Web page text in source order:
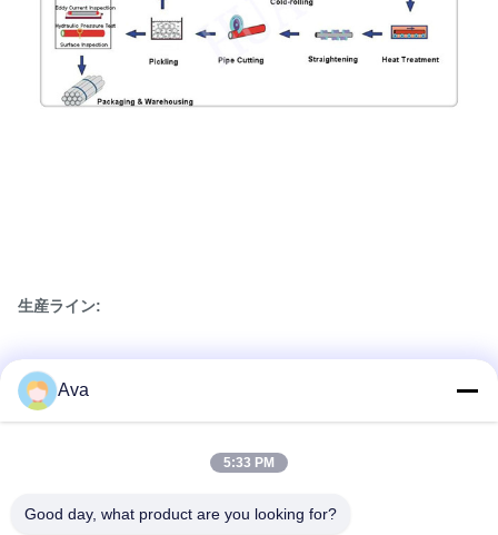
生産ライン:
Ava
5:33 PM
Good day, what product are you looking for?